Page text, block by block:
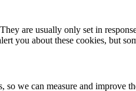
are usually only set in
you about these cookies, but
we can measure and improve